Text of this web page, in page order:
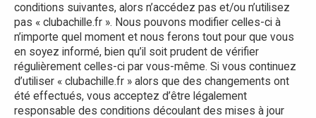
conditions suivantes, alors n’accédez pas et/ou n’utilisez
pas « clubachille.fr ». Nous pouvons modifier celles-ci à
n’importe quel moment et nous ferons tout pour que vous
en soyez informé, bien qu’il soit prudent de vérifier
régulièrement celles-ci par vous-même. Si vous continuez
d’utiliser « clubachille.fr » alors que des changements ont
été effectués, vous acceptez d’être légalement
responsable des conditions découlant des mises à jour